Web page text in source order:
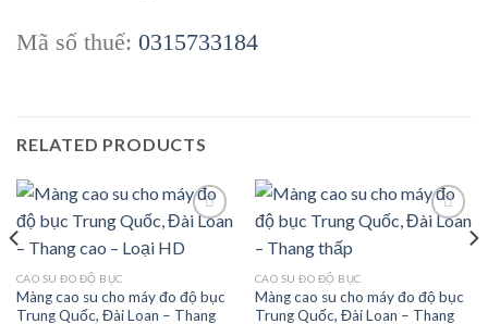
Mã số thuế: 0315733184
RELATED PRODUCTS
CAO SU ĐO ĐỘ BỤC
Màng cao su cho máy đo độ bục
Trung Quốc, Đài Loan – Thang
CAO SU ĐO ĐỘ BỤC
Màng cao su cho máy đo độ bục
Trung Quốc, Đài Loan – Thang